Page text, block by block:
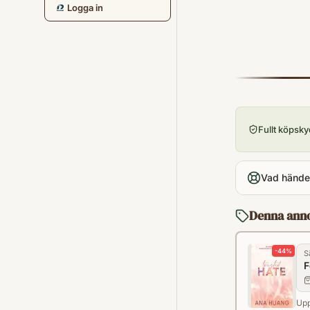
Logga in
Fullt
Vad
Denna
-44%